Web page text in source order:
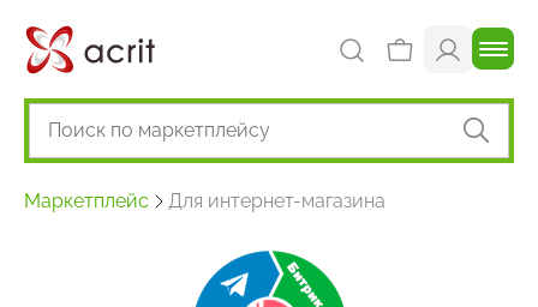
Маркетплейс Для интернет-магазина